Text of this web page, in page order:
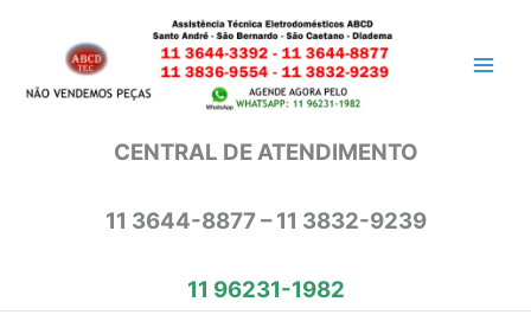
conteúdo
CENTRAL DE ATENDIMENTO
11 3644-8877 – 11 3832-9239
11 96231-1982